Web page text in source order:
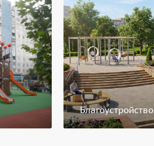
Благоустройство